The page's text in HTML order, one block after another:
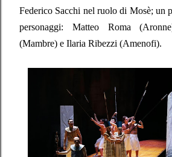
Federico Sacchi nel ruolo di Mosè; un
personaggi: Matteo Roma
(Mambre) e Ilaria Ribezzi (Amenofi).